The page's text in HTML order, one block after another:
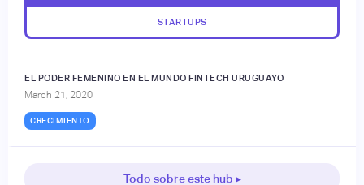
STARTUPS
EL PODER FEMENINO EN EL MUNDO FINTECH URUGUAYO
March 21, 2020
CRECIMIENTO
Todo sobre este hub ▸